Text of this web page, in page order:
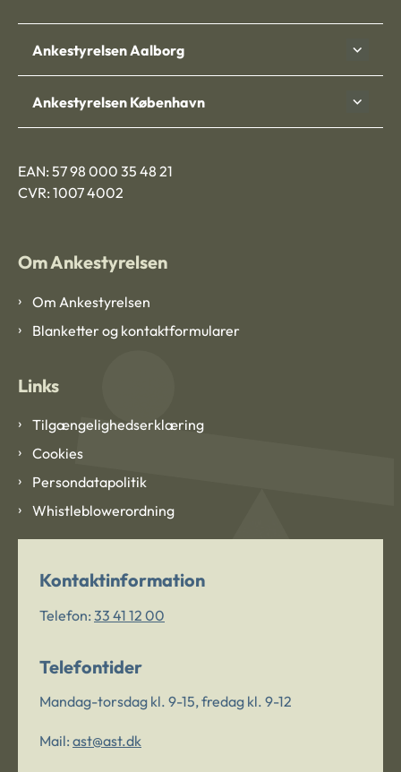
Ankestyrelsen Aalborg
Ankestyrelsen København
EAN: 57 98 000 35 48 21
CVR: 1007 4002
Om Ankestyrelsen
Om Ankestyrelsen
Blanketter og kontaktformularer
Links
Tilgængelighedserklæring
Cookies
Persondatapolitik
Whistleblowerordning
Kontaktinformation
Telefon: 33 41 12 00
Telefontider
Mandag-torsdag kl. 9-15, fredag kl. 9-12
Mail: ast@ast.dk